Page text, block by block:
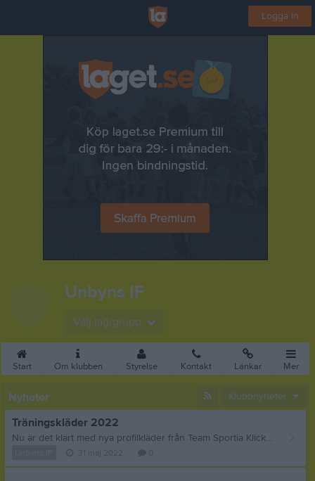
Logga in
Unbyns IF
Välj lag/grupp
Start Om klubben Styrelse Kontakt Länkar Mer
Nyheter Klubbnyheter
Träningskläder 2022
Nu är det klart med nya profilkläder från Team Sportia Klicka på länken så laddas katalogen ned på datorn Team Sportia Klädkollektion